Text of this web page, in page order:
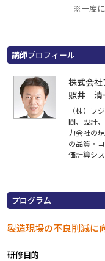
※一度
講師プロフィール
株式会
照井 清
（株）フ
間、設計
力会社の
の品質・
価計算シ
プログラム
製造現場の不良削減に
研修目的